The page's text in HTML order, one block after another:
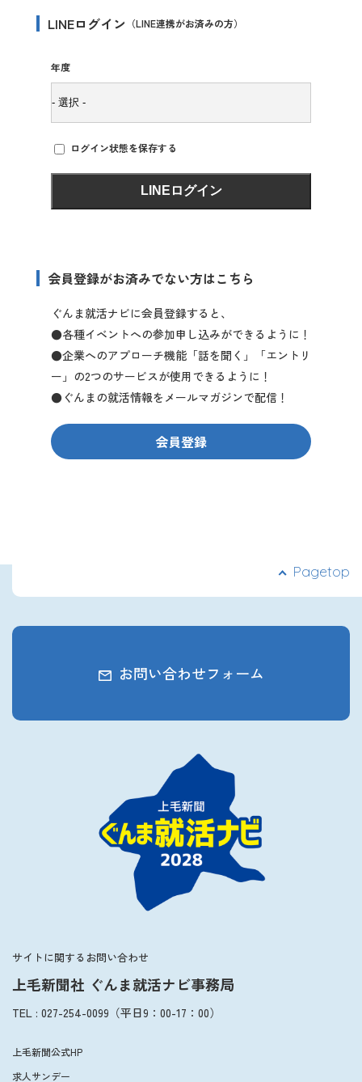
LINEログイン （LINE連携がお済みの方）
年度
ログイン状態を保存する
会員登録がお済みでない方はこちら
ぐんま就活ナビに会員登録すると、
●各種イベントへの参加申し込みができるように！
●企業へのアプローチ機能「話を聞く」「エントリ
ー」の2つのサービスが使用できるように！
●ぐんまの就活情報をメールマガジンで配信！
会員登録
お問い合わせフォーム
サイトに関するお問い合わせ
上毛新聞社 ぐんま就活ナビ事務局
TEL : 027-254-0099 （平日9：00-17：00）
上毛新聞公式HP
求人サンデー
Pagetop